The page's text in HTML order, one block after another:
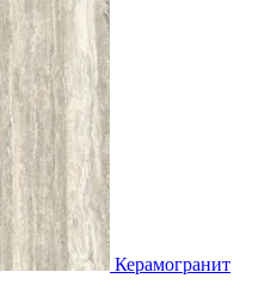
Керамогранит